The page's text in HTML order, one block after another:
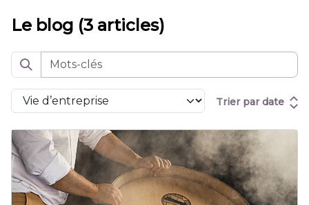
Le blog (3 articles)
Trier par date